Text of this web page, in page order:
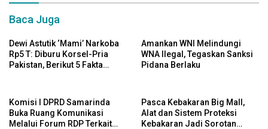
Baca Juga
Dewi Astutik ‘Mami’ Narkoba
Rp5 T: Diburu Korsel-Pria
Pakistan, Berikut 5 Fakta
Amankan WNI Melindungi
WNA Ilegal, Tegaskan Sanksi
Pidana Berlaku
Komisi I DPRD Samarinda
Buka Ruang Komunikasi
Melalui Forum RDP Terkait
Pasca Kebakaran Big Mall,
Alat dan Sistem Proteksi
Kebakaran Jadi Sorotan